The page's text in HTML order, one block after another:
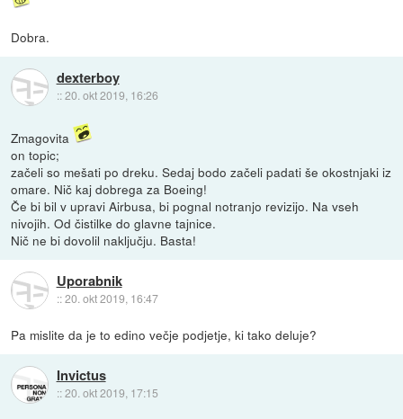
Dobra.
dexterboy
::20. okt 2019, 16:26
Zmagovita
on topic;
začeli so mešati po dreku. Sedaj bodo začeli padati še okostnjaki iz
omare. Nič kaj dobrega za Boeing!
Če bi bil v upravi Airbusa, bi pognal notranjo revizijo. Na vseh
nivojih. Od čistilke do glavne tajnice.
Nič ne bi dovolil naključju. Basta!
Uporabnik
::20. okt 2019, 16:47
Pa mislite da je to edino večje podjetje, ki tako deluje?
Invictus
::20. okt 2019, 17:15